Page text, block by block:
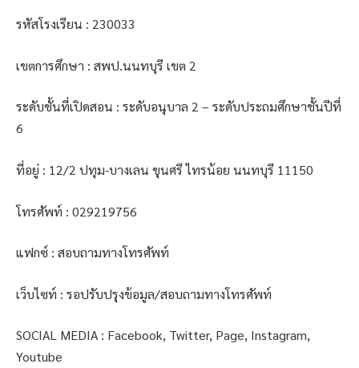
รหัสโรงเรียน : 230033
เขตการศึกษา : สพป.นนทบุรี เขต 2
ระดับชั้นที่เปิดสอน : ระดับอนุบาล 2 – ระดับประถมศึกษาชั้นปีที่
6
ที่อยู่ : 12/2 ปทุม-บางเลน ขุนศรี ไทรน้อย นนทบุรี 11150
โทรศัพท์ : 029219756
แฟกซ์ : สอบถามทางโทรศัพท์
เว็บไซท์ : รอปรับปรุงข้อมูล/สอบถามทางโทรศัพท์
SOCIAL MEDIA : Facebook, Twitter, Page, Instagram,
Youtube